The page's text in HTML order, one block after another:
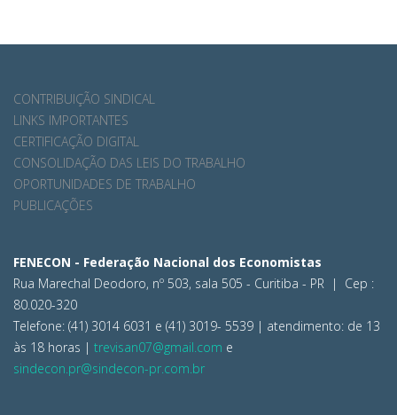
CONTRIBUIÇÃO SINDICAL
LINKS IMPORTANTES
CERTIFICAÇÃO DIGITAL
CONSOLIDAÇÃO DAS LEIS DO TRABALHO
OPORTUNIDADES DE TRABALHO
PUBLICAÇÕES
FENECON - Federação Nacional dos Economistas
Rua Marechal Deodoro, nº 503, sala 505 - Curitiba - PR | Cep :
80.020-320
Telefone: (41) 3014 6031 e (41) 3019- 5539 | atendimento: de 13
às 18 horas | trevisan07@gmail.com e
sindecon.pr@sindecon-pr.com.br